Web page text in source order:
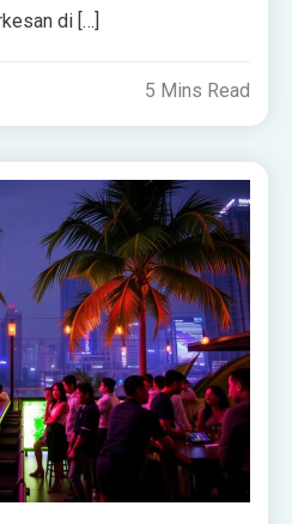
di […]
5 Mins Read